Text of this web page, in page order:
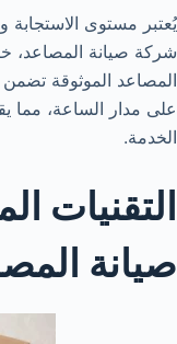
يُعتبر مستوى الاستجابة
شركة صيانة المصاعد،
المصاعد الموثوقة
على مدار الساعة، مما
الخدمة.
التقنيات
صيانة